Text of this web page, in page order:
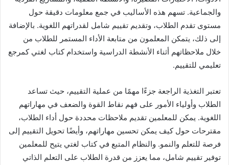
والجماعية. تسهم هذه الأساليب في جمع معلومات دقيقة حول
مستوى تقدم الطلاب، وتقديم تقييم شامل لقدراتهم اللغوية. بالإضافة
إلى ذلك، يتمكن المعلمون من متابعة الأداء المستمر للطلاب من
خلال ملاحظاتهم أثناء الأنشطة الدراسية واستخدام كتاب لغتي كمرجع
تعليمي للتقييم.
تعتبر التغذية الراجعة جزءًا مهمًا من عملية التقييم، حيث تساعد
الطلاب وأولياء الأمور على فهم نقاط القوة والضعف في مهاراتهم
اللغوية. يمكن للمعلمين تقديم ملاحظات محددة حول أداء الطلاب،
مقترحات حول كيف يمكن تحسين مهاراتهم، وأيضًا تحويل التقييم إلى
فرصة للتعلم والنمو. والنظام المتبع في كتاب لغتي يتيح للمعلمين
توفير تقييم شامل، مما يعزز من قدرة الطلاب على التعلم الذاتي